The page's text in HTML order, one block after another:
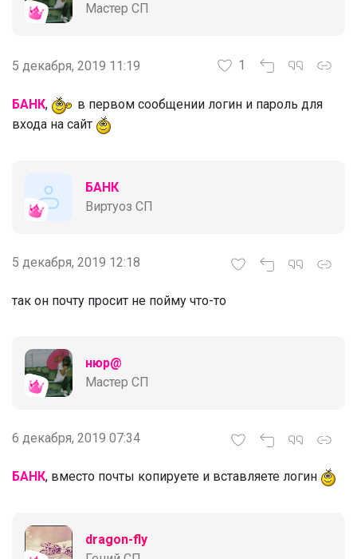
Мастер СП
5 декабря, 2019 11:19 1
БАНК,
в первом сообщении логин и пароль для
входа на сайт
БАНК
Виртуоз СП
5 декабря, 2019 12:18
так он почту просит не пойму что-то
нюр@
Мастер СП
6 декабря, 2019 07:34
БАНК, вместо почты копируете и вставляете логин
dragon-fly